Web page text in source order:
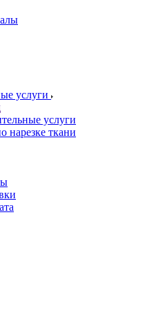
услуги
услуги
нарезке ткани